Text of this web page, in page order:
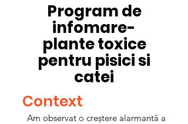
Program de
infomare-
plante toxice
pentru pisici si
catei
Context
Am observat o creștere alarmantă a